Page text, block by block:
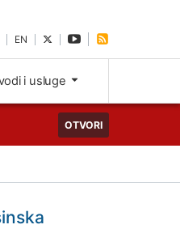
EN
i usluge
OTVORI